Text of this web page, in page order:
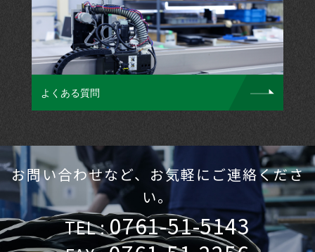
よくある質問
お問い合わせなど、お気軽にご連絡くださ
い。
TEL :0761-51-5143